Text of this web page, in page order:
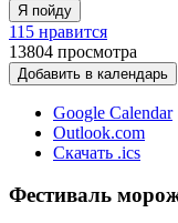
Я пойду
115 нравится
13804 просмотра
Добавить в календарь
Google Calendar
Outlook.com
Скачать .ics
Фестиваль